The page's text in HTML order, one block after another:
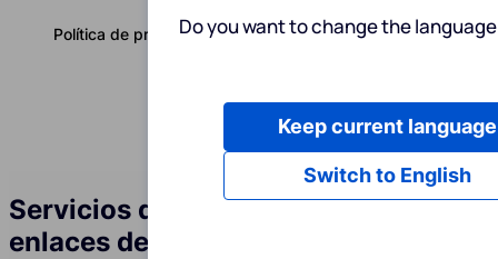
Servicios
Español
Política de privacidad
Servicios de construcción de
enlaces de foros (Crowd) en Francia
Do you want to change the
Switch to English
Keep current language